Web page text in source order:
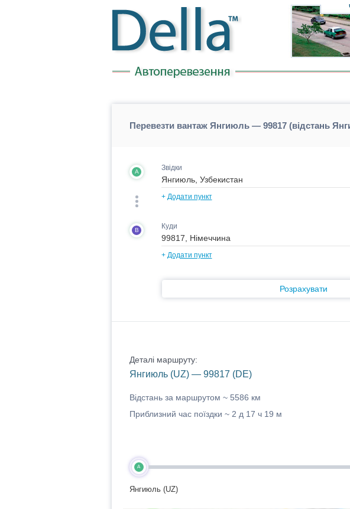
Перевезти вантаж Янгиюль — 99817 (відстань
A Звідки
+ Додати пункт
B Куди
+ Додати пункт
Розрахувати
Деталі маршруту:
Янгиюль (UZ) — 99817 (DE)
Відстань за маршрутом ~ 5586 км
Приблизний час поїздки ~ 2 д 17 ч 19 м
A
Янгиюль (UZ)